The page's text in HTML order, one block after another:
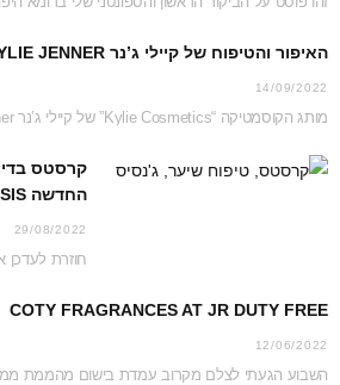
האיפור והטיפוח של קיילי ג’נר KYLIE JENNER
14/09/2022
קרסטס
החדשה KERASTASE GENESIS
29/08/2022
COTY FRAGRANCES AT JR DUTY FREE
12/06/2022